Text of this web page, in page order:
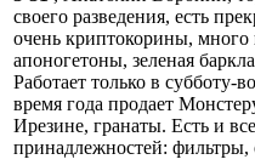
своего разведения, есть
очень криптокорины,
апоногетоны, зеленая
Работает только в субботу-
время года продает
Ирезине, гранаты. Есть и
принадлежностей: фильтры,